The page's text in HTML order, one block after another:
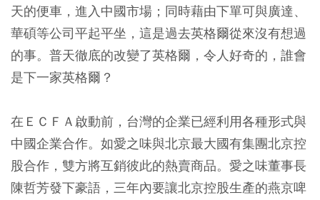
天的便車，進入中國市場；同時藉由下單可與廣達、
華碩等公司平起平坐，這是過去英格爾從來沒有想過
的事。普天徹底的改變了英格爾，令人好奇的，誰會
是下一家英格爾？
在ＥＣＦＡ啟動前，台灣的企業已經利用各種形式與
中國企業合作。如愛之味與北京最大國有集團北京控
股合作，雙方將互銷彼此的熱賣商品。愛之味董事長
陳哲芳發下豪語，三年內要讓北京控股生產的燕京啤